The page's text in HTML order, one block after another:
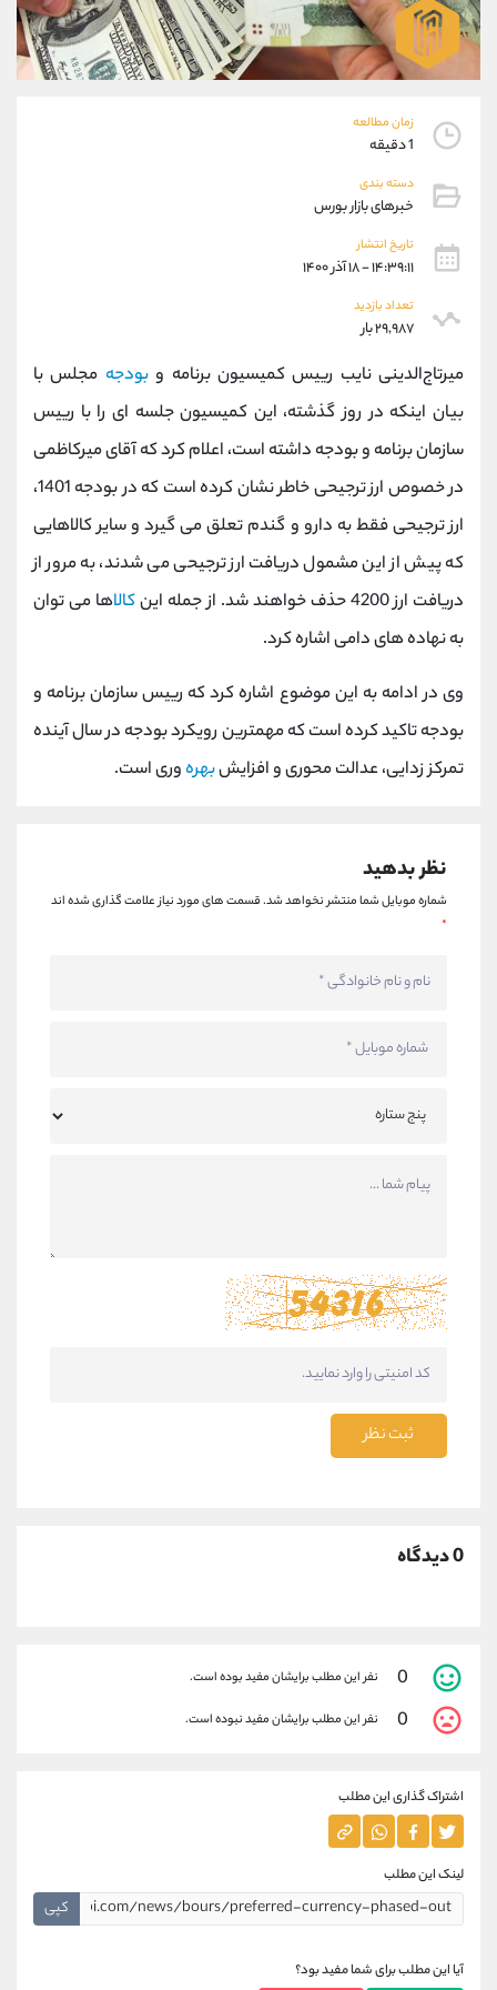
زمان مطالعه
1 دقیقه
دسته بندی
خبرهای بازار بورس
تاریخ انتشار
۱۴:۳۹:۱۱ - ۱۸ آذر ۱۴۰۰
تعداد بازدید
۲۹,۹۸۷ بار
میرتاج‌الدینی نایب رییس کمیسیون برنامه وبودجه مجلس با
بیان اینکه در روز گذشته، این کمیسیون جلسه ای را با رییس
سازمان برنامه و بودجه داشته است، اعلام کرد که آقای میرکاظمی
در خصوص ارز ترجیحی خاطر نشان کرده است که در بودجه 1401،
ارز ترجیحی فقط به دارو و گندم تعلق می گیرد و سایر کالاهایی
که پیش از این مشمول دریافت ارز ترجیحی می شدند، به مرور از
دریافت ارز 4200 حذف خواهند شد. از جمله این
کالاها می توان
به نهاده های دامی اشاره کرد.
وی در ادامه به این موضوع اشاره کرد که رییس سازمان برنامه و
بودجه تاکید کرده است که مهمترین رویکرد بودجه در سال آینده
تمرکز زدایی، عدالت محوری و افزایشبهرهوری است.
نظر بدهید
شماره موبایل شما منتشر نخواهد شد.قسمت های مورد نیاز علامت گذاری شده اند
*
ثبت نظر
0 دیدگاه
0 نفر این مطلب برایشان مفید بوده است.
0 نفر این مطلب برایشان مفید نبوده است.
اشتراک گذاری این مطلب
لینک این مطلب
کپی
آیا این مطلب برای شما مفید بود؟
09101364784
واتساپ شروع گفتگو
تلگرام @Armteam_admin_104
پشتیبان فروش
موبایل
واتساپ
تلگرام
داخلی
اطلاعات تماس (دفتر فروش)
تلفن 021-22021030
بدون پیش شماره 90001030
اینستاگرام @alireza.mehrabii
@alirezamehrabi_com